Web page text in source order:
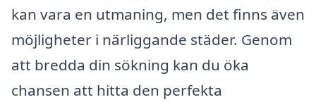
kan vara en utmaning, men det finns även
möjligheter i närliggande städer. Genom
att bredda din sökning kan du öka
chansen att hitta den perfekta